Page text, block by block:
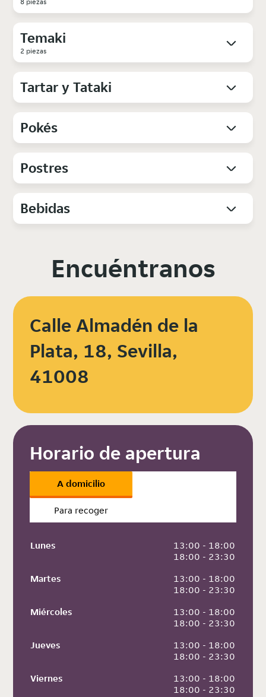
Temaki
2 piezas
Tartar y Tataki
Pokés
Postres
Bebidas
Encuéntranos
Calle Almadén de la
Plata, 18, Sevilla,
41008
Horario de apertura
A domicilio
Para recoger
Lunes
13:00 - 18:00
18:00 - 23:30
Martes
13:00 - 18:00
18:00 - 23:30
Miércoles
13:00 - 18:00
18:00 - 23:30
Jueves
13:00 - 18:00
18:00 - 23:30
Viernes
13:00 - 18:00
18:00 - 23:30